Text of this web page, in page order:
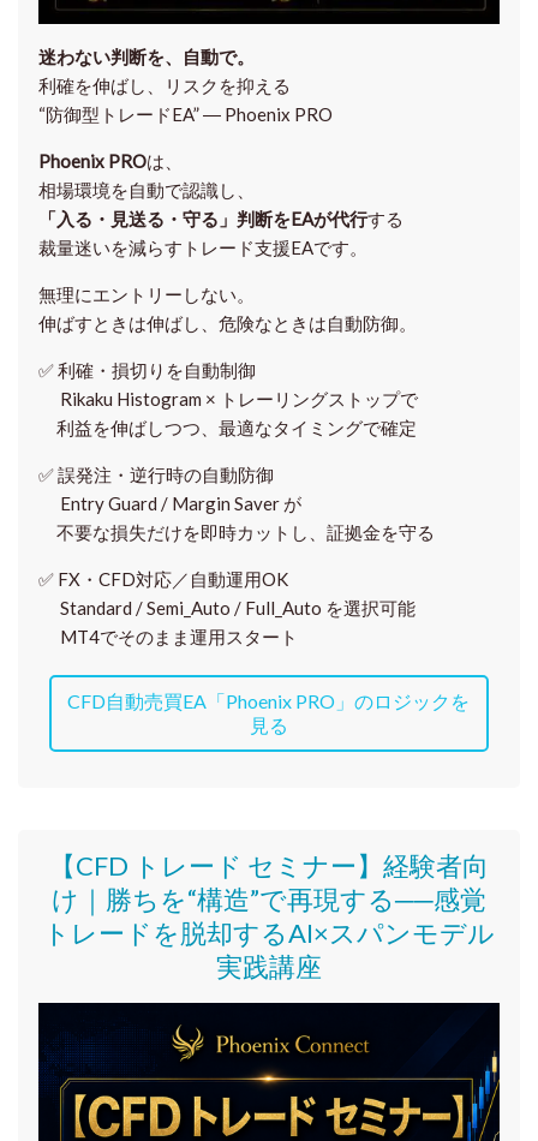
迷わない判断を、自動で。
利確を伸ばし、リスクを抑える
“防御型トレードEA” ― Phoenix PRO
Phoenix PROは、
相場環境を自動で認識し、
「入る・見送る・守る」判断をEAが代行する
裁量迷いを減らすトレード支援EAです。
無理にエントリーしない。
伸ばすときは伸ばし、危険なときは自動防御。
✅利確・損切りを自動制御
Rikaku Histogram × トレーリングストップで
利益を伸ばしつつ、最適なタイミングで確定
✅誤発注・逆行時の自動防御
Entry Guard / Margin Saver が
不要な損失だけを即時カットし、証拠金を守る
✅ FX・CFD対応／自動運用OK
Standard / Semi_Auto / Full_Auto を選択可能
MT4でそのまま運用スタート
CFD自動売買EA「Phoenix PRO」のロジックを
見る
【CFD トレード セミナー】 経験者向
け｜ 勝ちを“構造”で再現する──感覚
トレードを脱却するAI×スパンモデル
実践講座